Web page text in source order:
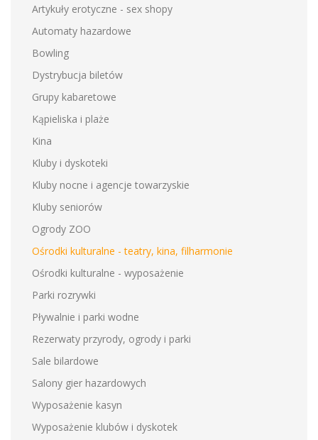
Artykuły erotyczne - sex shopy
Automaty hazardowe
Bowling
Dystrybucja biletów
Grupy kabaretowe
Kąpieliska i plaże
Kina
Kluby i dyskoteki
Kluby nocne i agencje towarzyskie
Kluby seniorów
Ogrody ZOO
Ośrodki kulturalne - teatry, kina, filharmonie
Ośrodki kulturalne - wyposażenie
Parki rozrywki
Pływalnie i parki wodne
Rezerwaty przyrody, ogrody i parki
Sale bilardowe
Salony gier hazardowych
Wyposażenie kasyn
Wyposażenie klubów i dyskotek